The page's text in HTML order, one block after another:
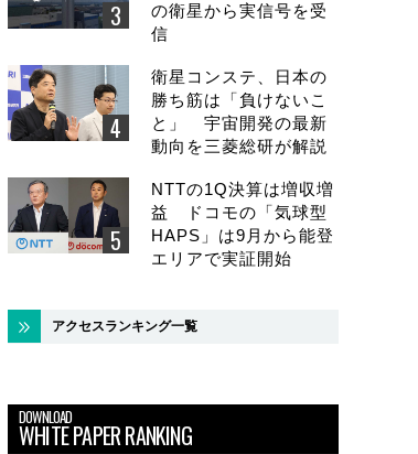
の衛星から実信号を受
信
衛星コンステ、日本の
勝ち筋は「負けないこ
と」 宇宙開発の最新
動向を三菱総研が解説
NTTの1Q決算は増収増
益 ドコモの「気球型
HAPS」は9月から能登
エリアで実証開始
アクセスランキング一覧
DOWNLOAD
WHITE PAPER RANKING